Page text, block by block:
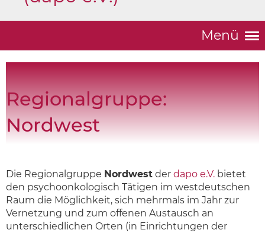
Menü
Regionalgruppe:
Nordwest
Die Regionalgruppe Nordwest der dapo e.V. bietet
den psychoonkologisch Tätigen im westdeutschen
Raum die Möglichkeit, sich mehrmals im Jahr zur
Vernetzung und zum offenen Austausch an
unterschiedlichen Orten (in Einrichtungen der